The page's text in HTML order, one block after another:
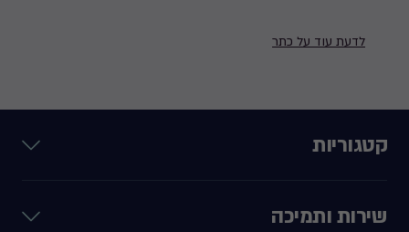
לדעת עוד על כתר
קטגוריות
שירות ותמיכה